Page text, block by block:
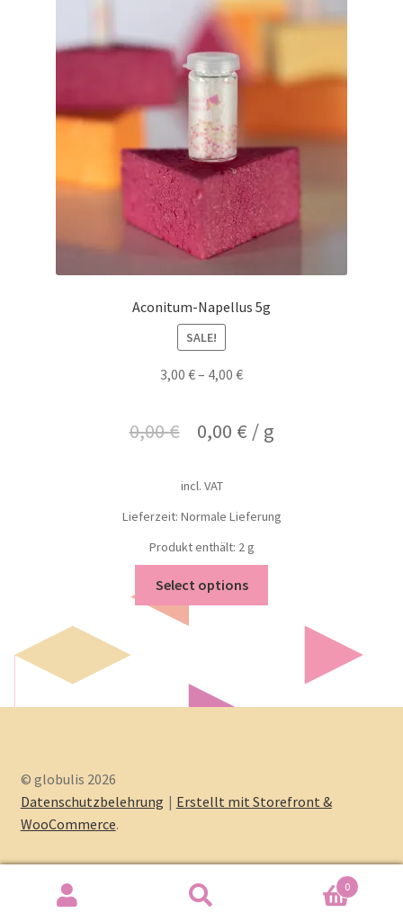
Aconitum-Napellus 5g
SALE!
3,00 €– 4,00 €
0,00€ 0,00 € / g
incl. VAT
Lieferzeit: Normale Lieferung
Produkt enthält: 2g
Select options
© globulis 2026
Datenschutzbelehrung
Erstellt mit Storefront &
WooCommerce.
0